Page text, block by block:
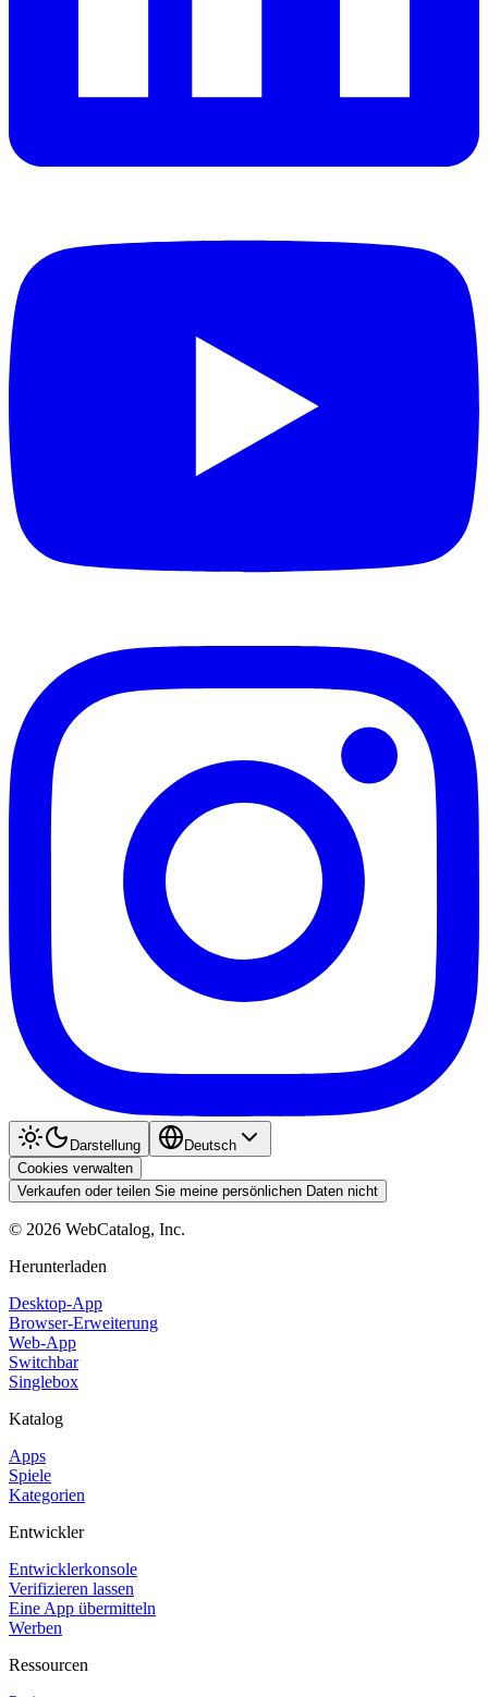
Darstellung
Deutsch
Cookies verwalten
Verkaufen oder teilen Sie meine persönlichen Daten nicht
© 2026 WebCatalog, Inc.
Herunterladen
Desktop-App
Browser-Erweiterung
Web-App
Switchbar
Singlebox
Katalog
Apps
Spiele
Kategorien
Entwickler
Entwicklerkonsole
Verifizieren lassen
Eine App übermitteln
Werben
Ressourcen